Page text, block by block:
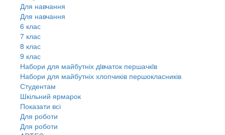
Для навчання
Для навчання
6 клас
7 клас
8 клас
9 клас
Набори для майбутніх дiвчаток першачкiв
Набори для майбутніх хлопчиків першокласників
Студентам
Шкільний ярмарок
Показати всі
Для роботи
Для роботи